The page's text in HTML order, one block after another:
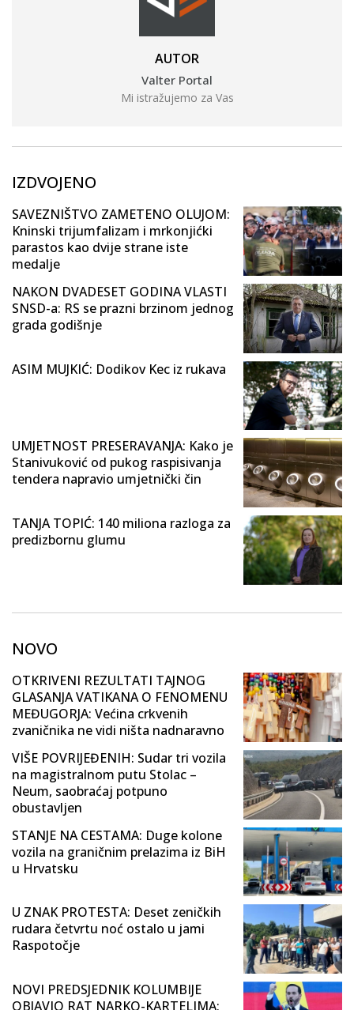
AUTOR
Valter Portal
Mi istražujemo za Vas
IZDVOJENO
SAVEZNIŠTVO ZAMETENO OLUJOM:
Kninski trijumfalizam i mrkonjićki
parastos kao dvije strane iste
medalje
NAKON DVADESET GODINA VLASTI
SNSD-a: RS se prazni brzinom jednog
grada godišnje
ASIM MUJKIĆ: Dodikov Kec iz rukava
UMJETNOST PRESERAVANJA: Kako je
Stanivuković od pukog raspisivanja
tendera napravio umjetnički čin
TANJA TOPIĆ: 140 miliona razloga za
predizbornu glumu
NOVO
OTKRIVENI REZULTATI TAJNOG
GLASANJA VATIKANA O FENOMENU
MEĐUGORJA: Većina crkvenih
zvaničnika ne vidi ništa nadnaravno
VIŠE POVRIJEĐENIH: Sudar tri vozila
na magistralnom putu Stolac –
Neum, saobraćaj potpuno
obustavljen
STANJE NA CESTAMA: Duge kolone
vozila na graničnim prelazima iz BiH
u Hrvatsku
U ZNAK PROTESTA: Deset zeničkih
rudara četvrtu noć ostalo u jami
Raspotočje
NOVI PREDSJEDNIK KOLUMBIJE
OBJAVIO RAT NARKO-KARTELIMA: